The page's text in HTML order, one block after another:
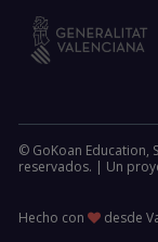
© GoKoan Education,
reservados. | Un
Hecho con desde